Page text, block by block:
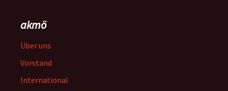
akmö
Über uns
Vorstand
International